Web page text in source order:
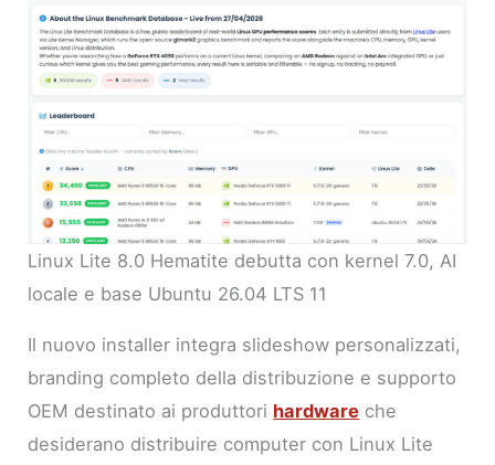
Linux Lite 8.0 Hematite debutta con kernel 7.0, AI
locale e base Ubuntu 26.04 LTS 11
Il nuovo installer integra slideshow personalizzati,
branding completo della distribuzione e supporto
OEM destinato ai produttori hardware che
desiderano distribuire computer con Linux Lite